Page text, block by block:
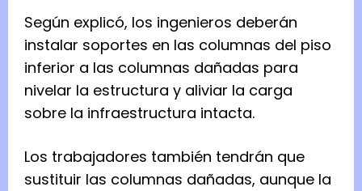
Según explicó, los ingenieros deberán
instalar soportes en las columnas del piso
inferior a las columnas dañadas para
nivelar la estructura y aliviar la carga
sobre la infraestructura intacta.
Los trabajadores también tendrán que
sustituir las columnas dañadas, aunque la